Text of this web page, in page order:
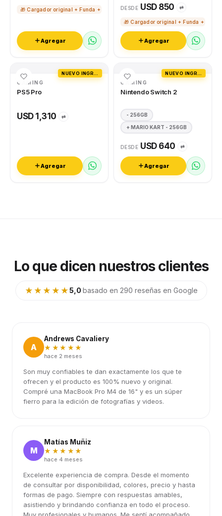
🎁 Cargador original + Funda + Vidrio templado
Agregar
DESDE USD 850 ⇄
🎁 Cargador original + Funda +
Agregar
GAMING
PS5 Pro
USD 1,310 ⇄
Agregar
GAMING
Nintendo Switch 2
- 256GB
+ MARIO KART - 256GB
DESDE USD 640 ⇄
Agregar
Lo que dicen nuestros clientes
★★★★★5,0·basado en 290 reseñas en Google
A
Andrews Cavaliery
★★★★★
hace 2 meses
Son muy confiables te dan exactamente los que te
ofrecen y el producto es 100% nuevo y original.
Compré una MacBook Pro M4 de 16" y es un súper
fierro para la edición de fotografías y videos.
M
Matías Muñiz
★★★★★
hace 4 meses
Excelente experiencia de compra. Desde el momento
de consultar por disponibilidad, colores, precio y hasta
formas de pago. Siempre con respuestas amables,
asistiendo y brindando confianza en todo el proceso.